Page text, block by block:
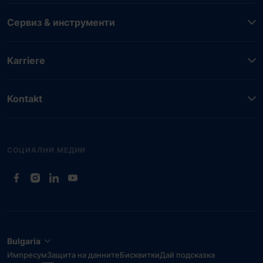
Сервиз & инструменти
Karriere
Kontakt
СОЦИАЛНИ МЕДИИ
(Отваря се в нов таб)
(Отваря се в нов таб)
(Отваря се в нов таб)
(Отваря се в нов таб)
Bulgaria
ИмпресумЗащита на даннитеБисквиткиДай подсказка